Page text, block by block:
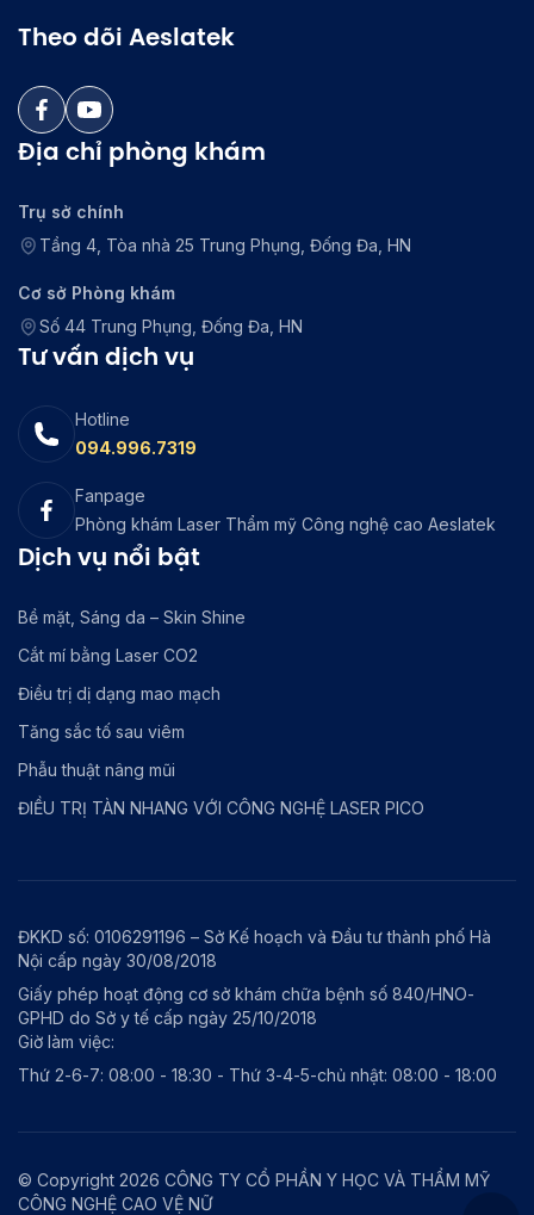
Theo dõi Aeslatek
Địa chỉ phòng khám
Trụ sở chính
Tầng 4, Tòa nhà 25 Trung Phụng, Đống Đa, HN
Cơ sở Phòng khám
Số 44 Trung Phụng, Đống Đa, HN
Tư vấn dịch vụ
Hotline
094.996.7319
Fanpage
Phòng khám Laser Thẩm mỹ Công nghệ cao Aeslatek
Dịch vụ nổi bật
Bề mặt, Sáng da – Skin Shine
Cắt mí bằng Laser CO2
Điều trị dị dạng mao mạch
Tăng sắc tố sau viêm
Phẫu thuật nâng mũi
ĐIỀU TRỊ TÀN NHANG VỚI CÔNG NGHỆ LASER PICO
ĐKKD số: 0106291196 – Sở Kế hoạch và Đầu tư thành phố Hà
Nội cấp ngày 30/08/2018
Giấy phép hoạt động cơ sở khám chữa bệnh số 840/HNO-
GPHD do Sở y tế cấp ngày 25/10/2018
Giờ làm việc:
Thứ 2-6-7: 08:00 - 18:30 - Thứ 3-4-5-chủ nhật: 08:00 - 18:00
© Copyright 2026 CÔNG TY CỔ PHẦN Y HỌC VÀ THẨM MỸ
CÔNG NGHỆ CAO VỆ NỮ